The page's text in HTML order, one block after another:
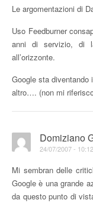
Le argomentazioni di
Uso Feedburner
anni di servizio, di
all’orizzonte.
Google sta diventando
altro…. (non mi
Domiziano
24/07/2007 - 10:12
Mi sembran delle
Google è una grande
da questo punto di